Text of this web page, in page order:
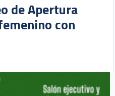
de Apertura
con